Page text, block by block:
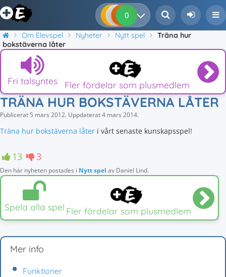
0 0 0
Om Elevspel Nyheter Nytt spel
Träna hur
bokstäverna låter
Fri talsyntes Fler fördelar som plusmedlem
TRÄNA HUR BOKSTÄVERNA LÅTER
Publicerat 5 mars 2012. Uppdaterat4 mars 2014.
Träna hur bokstäverna låter i vårt senaste kunskapsspel!
13 3
Den här nyheten postades i Nytt spel av Daniel Lind.
Spela alla spel Fler fördelar som plusmedlem
Mer info
Funktioner